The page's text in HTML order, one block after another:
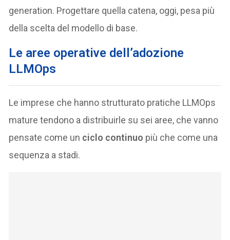
generation. Progettare quella catena, oggi, pesa più
della scelta del modello di base.
Le aree operative dell’adozione
LLMOps
Le imprese che hanno strutturato pratiche LLMOps
mature tendono a distribuirle su sei aree, che vanno
pensate come un ciclo continuo più che come una
sequenza a stadi.